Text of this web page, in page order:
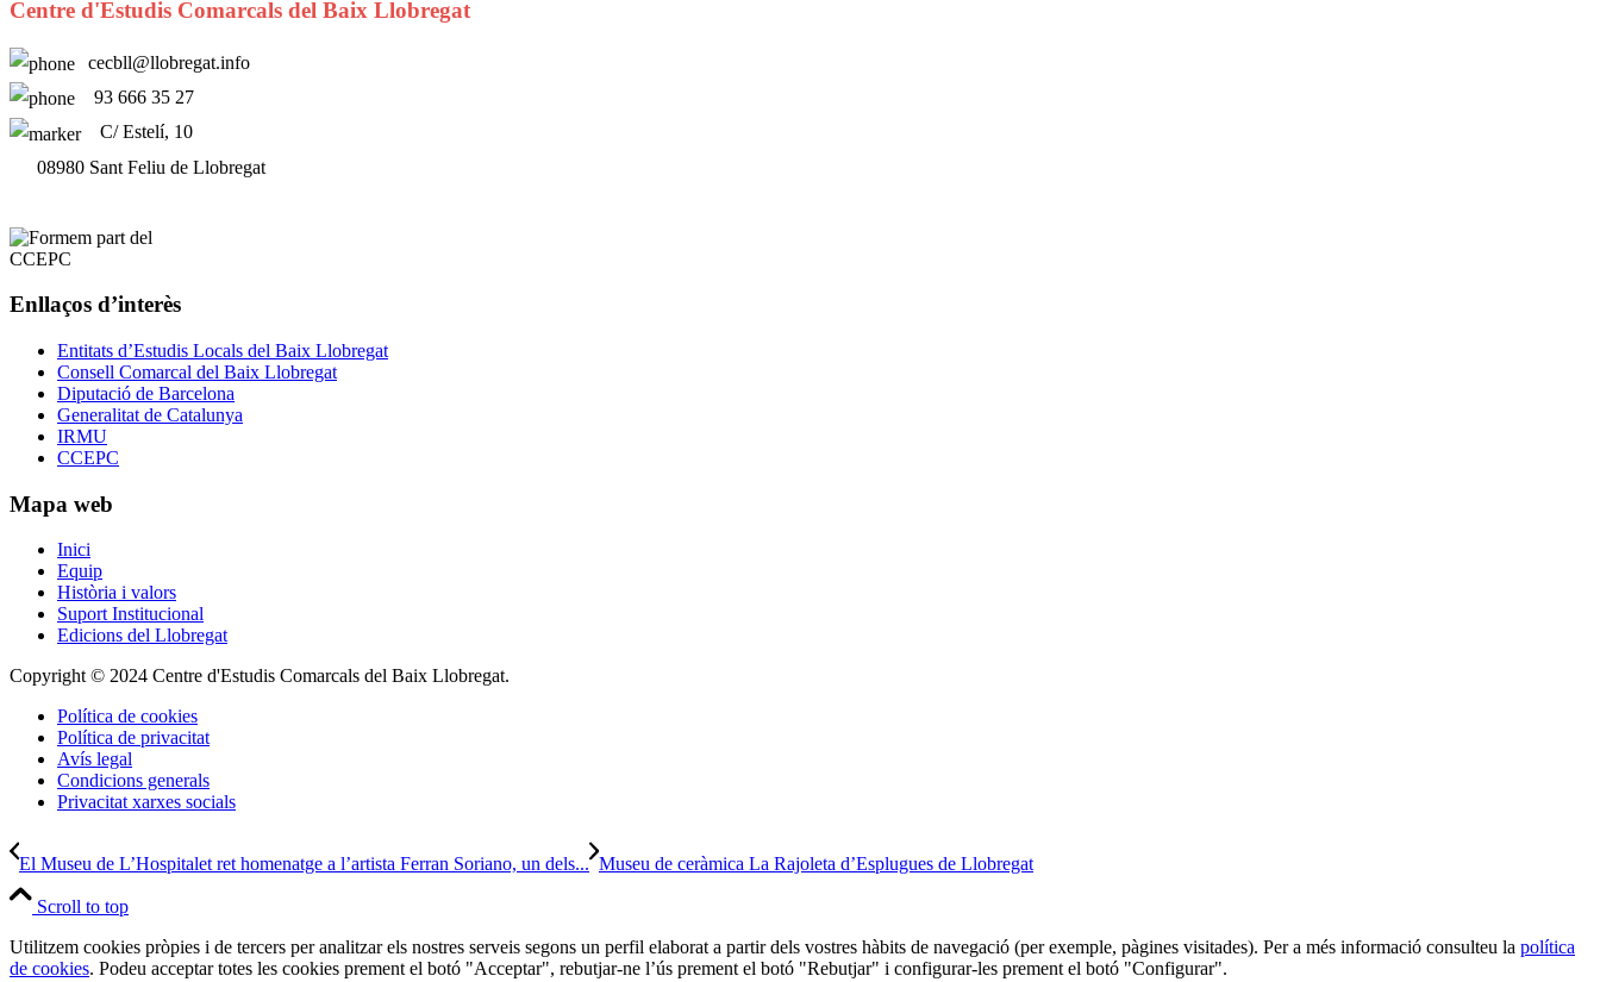
Centre d'Estudis Comarcals del Baix Llobregat
cecbll@llobregat.info
93 666 35 27
C/ Estelí, 10
08980 Sant Feliu de Llobregat
Enllaços d’interès
Entitats d’Estudis Locals del Baix Llobregat
Consell Comarcal del Baix Llobregat
Diputació de Barcelona
Generalitat de Catalunya
IRMU
CCEPC
Mapa web
Inici
Equip
Història i valors
Suport Institucional
Edicions del Llobregat
Copyright © 2024 Centre d'Estudis Comarcals del Baix Llobregat.
Política de cookies
Política de privacitat
Avís legal
Condicions generals
Privacitat xarxes socials
El Museu de L’Hospitalet ret homenatge a l’artista Ferran Soriano, un dels... Museu de ceràmica La Rajoleta d’Esplugues de Llobregat
Scroll to top
Utilitzem cookies pròpies i de tercers per analitzar els nostres serveis segons un perfil elaborat a partir dels vostres hàbits de navegació (per exemple, pàgines visitades). Per a més informació consulteu la política
de cookies. Podeu acceptar totes les cookies prement el botó "Acceptar", rebutjar-ne l’ús prement el botó "Rebutjar" i configurar-les prement el botó "Configurar".